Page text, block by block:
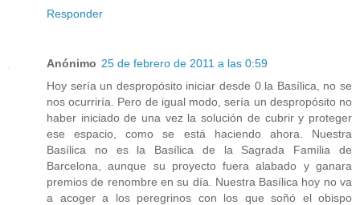
Responder
Anónimo 25 de febrero de 2011 a las 0:59
Hoy sería un despropósito iniciar desde 0 la Basílica, no se
nos ocurriría. Pero de igual modo, sería un despropósito no
haber iniciado de una vez la solución de cubrir y proteger
ese espacio, como se está haciendo ahora. Nuestra
Basílica no es la Basílica de la Sagrada Familia de
Barcelona, aunque su proyecto fuera alabado y ganara
premios de renombre en su día. Nuestra Basílica hoy no va
a acoger a los peregrinos con los que soñó el obispo